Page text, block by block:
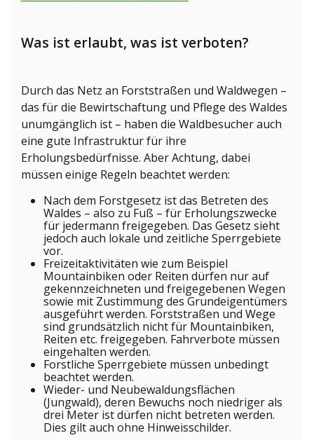
Was ist erlaubt, was ist verboten?
Durch das Netz an Forststraßen und Waldwegen –
das für die Bewirtschaftung und Pflege des Waldes
unumgänglich ist – haben die Waldbesucher auch
eine gute Infrastruktur für ihre
Erholungsbedürfnisse. Aber Achtung, dabei
müssen einige Regeln beachtet werden:
Nach dem Forstgesetz ist das Betreten des
Waldes – also zu Fuß – für Erholungszwecke
für jedermann freigegeben. Das Gesetz sieht
jedoch auch lokale und zeitliche Sperrgebiete
vor.
Freizeitaktivitäten wie zum Beispiel
Mountainbiken oder Reiten dürfen nur auf
gekennzeichneten und freigegebenen Wegen
sowie mit Zustimmung des Grundeigentümers
ausgeführt werden. Forststraßen und Wege
sind grundsätzlich nicht für Mountainbiken,
Reiten etc. freigegeben. Fahrverbote müssen
eingehalten werden.
Forstliche Sperrgebiete müssen unbedingt
beachtet werden.
Wieder- und Neubewaldungsflächen
(Jungwald), deren Bewuchs noch niedriger als
drei Meter ist dürfen nicht betreten werden.
Dies gilt auch ohne Hinweisschilder.